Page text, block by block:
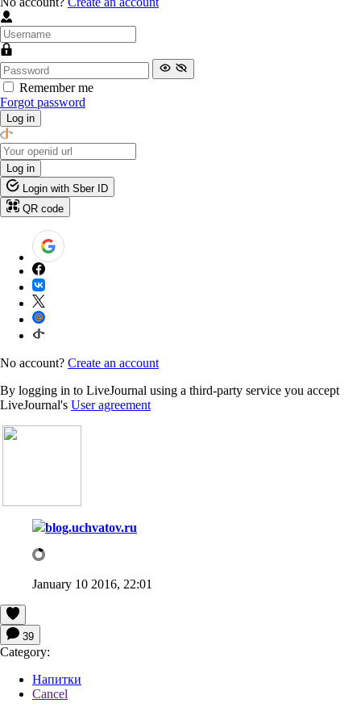
Remember me
Forgot password
Log in
Log in
Login with Sber ID
QR code
No account? Create an account
By logging in to LiveJournal using a third-party service you accept
LiveJournal's User agreement
blog.uchvatov.ru
January 10 2016, 22:01
39
Category:
Напитки
Cancel